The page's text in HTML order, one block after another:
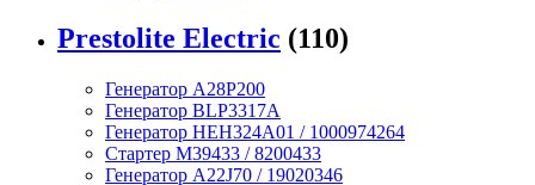
Prestolite Electric (110)
Генератор A28P200
Генератор BLP3317A
Генератор HEH324A01 / 1000974264
Стартер M39433 / 8200433
Генератор A22J70 / 19020346